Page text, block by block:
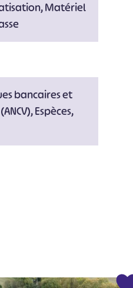
Matériel
bancaires et
Espèces,